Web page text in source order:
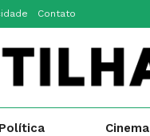
Contato
Política Cinema